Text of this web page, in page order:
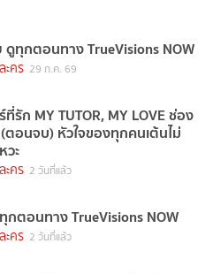
ดูทุกตอนทาง TrueVisions NOW
ะคร 29 ก.ค. 69
ที่รัก MY TUTOR, MY LOVE ช่อง
ตอนจบ) หัวใจของทุกคนเต้นไม่
วะ
ะคร 2 วันที่แล้ว
กตอนทาง TrueVisions NOW
ะคร 2 วันที่แล้ว